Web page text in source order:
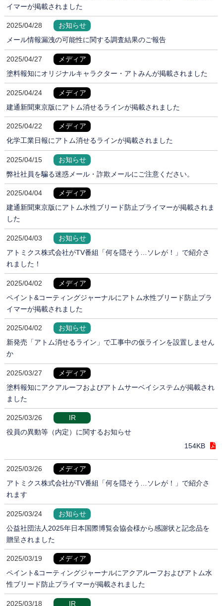
イマーが掲載されました
2025/04/28
お知らせ
メール情報漏洩の可能性に関する調査結果のご報告
2025/04/27
メディア
塗料報知にオリジナルキャラクター・アトみんが掲載されました
2025/04/24
メディア
建通新聞東京版にアトム消せるラインが掲載されました
2025/04/22
メディア
化学工業日報にアトム消せるラインが掲載されました
2025/04/15
お知らせ
弊社社員を騙る迷惑メール・詐欺メールにご注意ください。
2025/04/04
メディア
建通新聞東京版にアトム水性ブリード防止プライマーが掲載されま
した
2025/04/03
お知らせ
アトミクス株式会社がTV番組「何を隠そう…ソレが！」で紹介さ
れました！
2025/04/02
メディア
ペイント&コーティングジャーナルにアトム水性ブリード防止プラ
イマーが掲載されました
2025/04/02
お知らせ
新発売「アトム消せるライン」で工事中の仮ラインを設置しません
か
2025/03/27
メディア
塗料報知にアクアルーフおよびアトムサーベイシステムが掲載され
ました
2025/03/26
IR
役員の異動等（内定）に関するお知らせ
154KB
2025/03/26
メディア
アトミクス株式会社がTV番組「何を隠そう…ソレが！」で紹介さ
れます
2025/03/24
お知らせ
公益社団法人2025年日本国際博覧会協会様から感謝状と記念品を
贈呈されました
2025/03/19
メディア
ペイント&コーティングジャーナルにアクアルーフおよびアトム水
性ブリード防止プライマーが掲載されました
2025/03/18
IR